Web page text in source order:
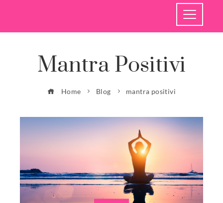
Mantra Positivi
Home Blog mantra positivi